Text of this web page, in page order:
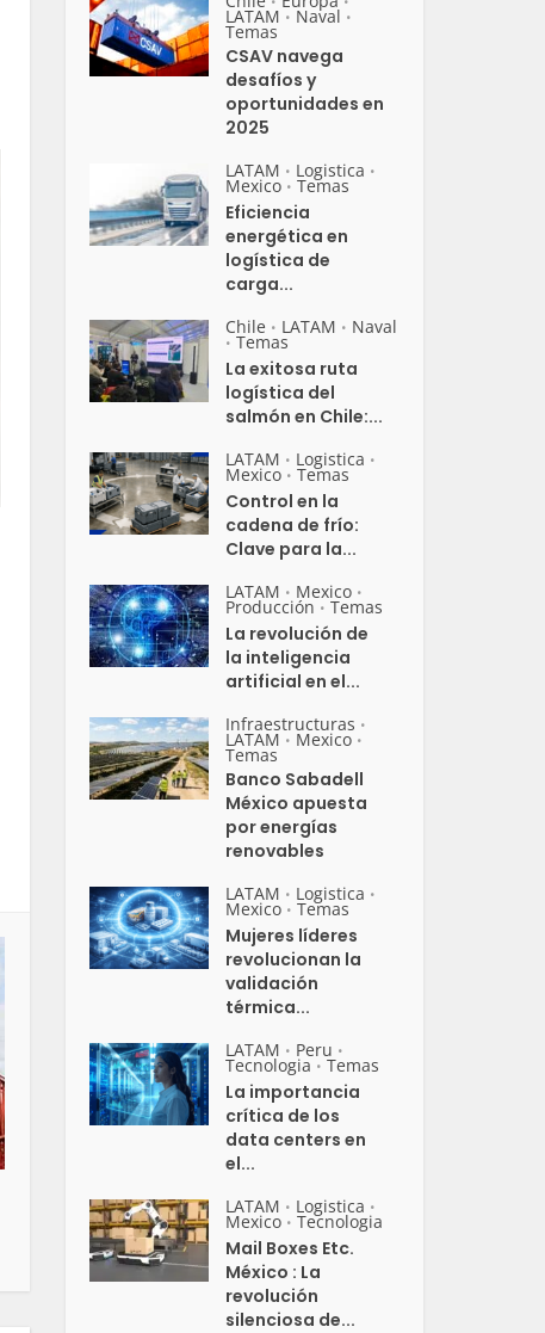
LATAM • Naval •
Temas
CSAV navega
desafíos y
oportunidades en
2025
LATAM • Logistica •
Mexico • Temas
Eficiencia
energética en
logística de
carga...
Chile • LATAM • Naval
• Temas
La exitosa ruta
logística del
salmón en Chile:...
LATAM • Logistica •
Mexico • Temas
Control en la
cadena de frío:
Clave para la...
LATAM • Mexico •
Producción • Temas
La revolución de
la inteligencia
artificial en el...
Infraestructuras •
LATAM • Mexico •
Temas
Banco Sabadell
México apuesta
por energías
renovables
LATAM • Logistica •
Mexico • Temas
Mujeres líderes
revolucionan la
validación
térmica...
LATAM • Peru •
Tecnologia • Temas
La importancia
crítica de los
data centers en
el...
LATAM • Logistica •
Mexico • Tecnologia
Mail Boxes Etc.
México : La
revolución
silenciosa de...